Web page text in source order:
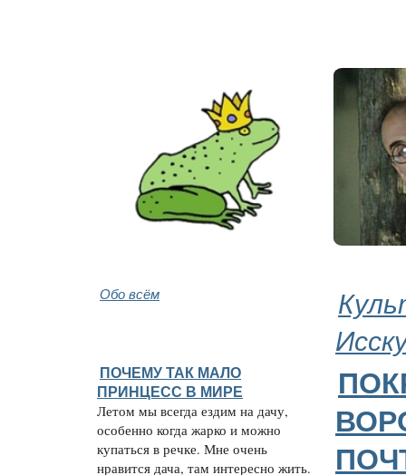
Обо всём
ПОЧЕМУ ТАК МАЛО
ПРИНЦЕСС В МИРЕ
Летом мы всегда ездим на дачу,
особенно когда жарко и можно
купаться в речке. Мне очень
нравится дача, там интересно жить.